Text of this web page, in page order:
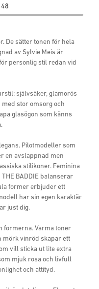
De sätter tonen för hela
av Sylvie Meis är
personlig stil redan vid
självsäker, glamorös
med stor omsorg och
glasögon som känns
Pilotmodeller som
en avslappnad men
stilikoner. Feminina
BADDIE balanserar
former erbjuder ett
har sin egen karaktär
just dig.
formerna. Varma toner
mörk vinröd skapar ett
vill sticka ut lite extra
mjuk rosa och livfull
och attityd.